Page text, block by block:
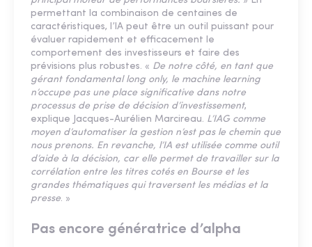
permettant la combinaison de centaines de
caractéristiques, l’IA peut être un outil puissant pour
évaluer rapidement et efficacement le
comportement des investisseurs et faire des
prévisions plus robustes. « De notre côté, en tant que
gérant fondamental long only, le machine learning
n’occupe pas une place significative dans notre
processus de prise de décision d’investissement,
explique Jacques-Aurélien Marcireau. L’IAG comme
moyen d’automatiser la gestion n’est pas le chemin que
nous prenons. En revanche, l’IA est utilisée comme outil
d’aide à la décision, car elle permet de travailler sur la
corrélation entre les titres cotés en Bourse et les
grandes thématiques qui traversent les médias et la
presse. »
Pas encore génératrice d’alpha